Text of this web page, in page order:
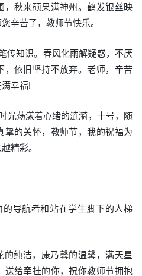
，秋来硕果满神州。鹤发银丝映
辛苦了，教师节快乐。
传知识。春风化雨解疑惑，不厌
，依旧坚持不放弃。老师，辛苦
幸福!
光荡漾着心绪的涟漪，十号，随
挚的关怀，教师节，我的祝福为
精彩。
导航者和站在学生脚下的人梯
纯洁，康乃馨的温馨，满天星
送给牵挂的你，祝你教师节拥抱